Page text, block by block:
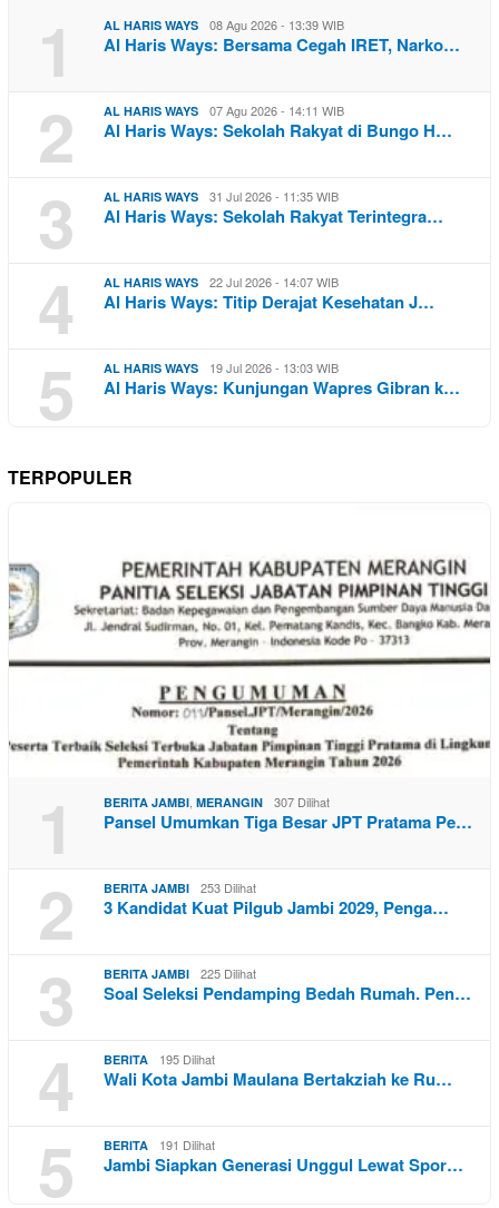
1 AL HARIS WAYS 08 Agu 2026 - 13:39 WIB
Al Haris Ways: Bersama Cegah IRET, Narko…
2 AL HARIS WAYS 07 Agu 2026 - 14:11 WIB
Al Haris Ways: Sekolah Rakyat di Bungo H…
3 AL HARIS WAYS 31 Jul 2026 - 11:35 WIB
Al Haris Ways: Sekolah Rakyat Terintegra…
4 AL HARIS WAYS 22 Jul 2026 - 14:07 WIB
Al Haris Ways: Titip Derajat Kesehatan J…
5 AL HARIS WAYS 19 Jul 2026 - 13:03 WIB
Al Haris Ways: Kunjungan Wapres Gibran k…
TERPOPULER
1 BERITA JAMBI, MERANGIN 307 Dilihat
Pansel Umumkan Tiga Besar JPT Pratama Pe…
2 BERITA JAMBI 253 Dilihat
3 Kandidat Kuat Pilgub Jambi 2029, Penga…
3 BERITA JAMBI 225 Dilihat
Soal Seleksi Pendamping Bedah Rumah. Pen…
4 BERITA 195 Dilihat
Wali Kota Jambi Maulana Bertakziah ke Ru…
5 BERITA 191 Dilihat
Jambi Siapkan Generasi Unggul Lewat Spor…